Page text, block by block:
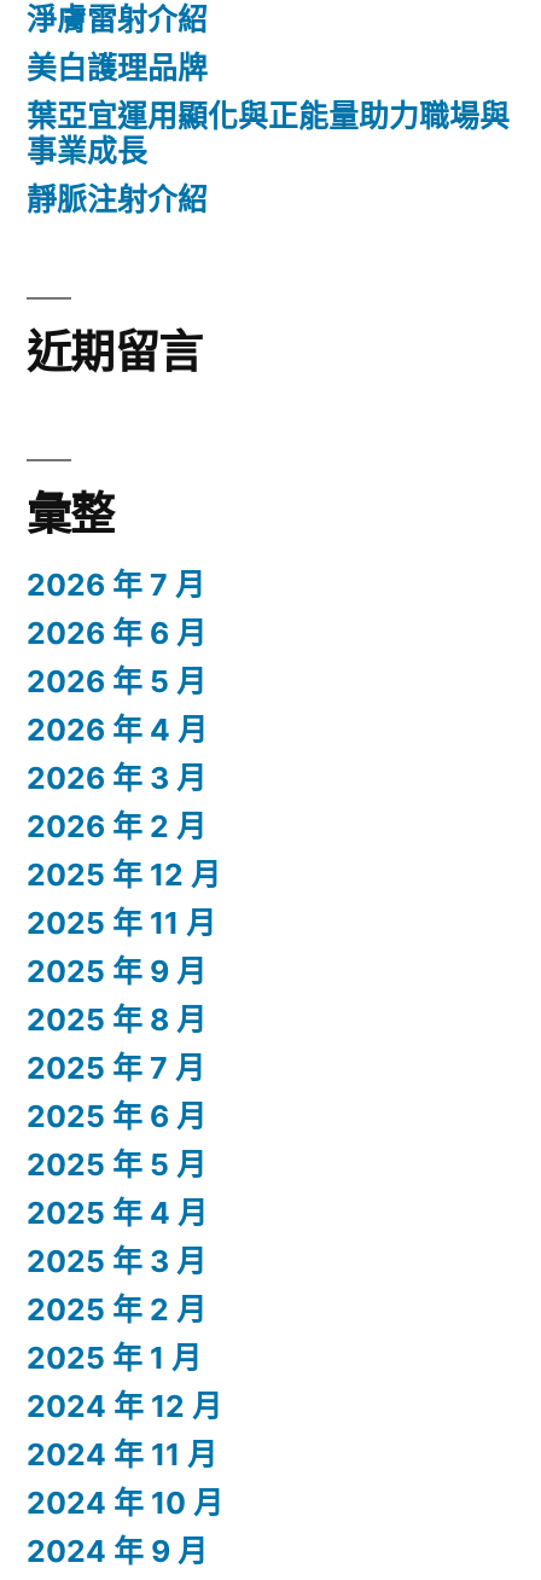
淨膚雷射介紹
美白護理品牌
葉亞宜運用顯化與正能量助力職場與
事業成長
靜脈注射介紹
近期留言
彙整
2026 年 7 月
2026 年 6 月
2026 年 5 月
2026 年 4 月
2026 年 3 月
2026 年 2 月
2025 年 12 月
2025 年 11 月
2025 年 9 月
2025 年 8 月
2025 年 7 月
2025 年 6 月
2025 年 5 月
2025 年 4 月
2025 年 3 月
2025 年 2 月
2025 年 1 月
2024 年 12 月
2024 年 11 月
2024 年 10 月
2024 年 9 月